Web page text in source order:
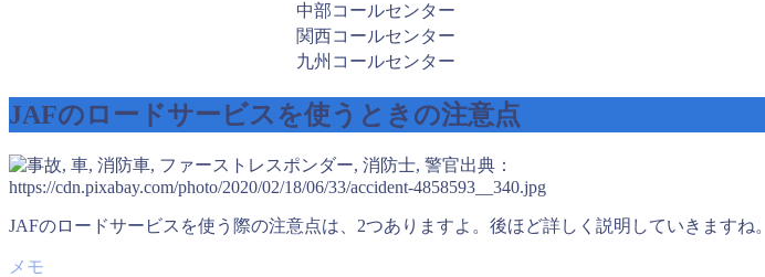
中部コールセンター
関西コールセンター
九州コールセンター
JAFのロードサービスを使うときの注意点
出典：
https://cdn.pixabay.com/photo/2020/02/18/06/33/accident-4858593__340.jpg
JAFのロードサービスを使う際の注意点は、2つありますよ。後ほど詳しく説明していきますね。